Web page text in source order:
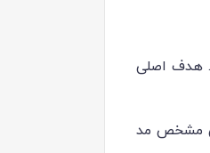
هدف اصلی
مشخص مد